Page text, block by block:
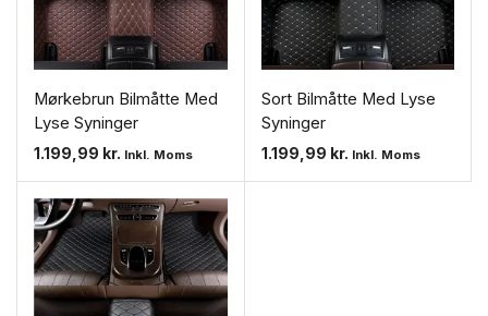
Mørkebrun Bilmåtte Med
Lyse Syninger
1.199,99 kr. Inkl. Moms
Sort Bilmåtte Med Lyse
Syninger
1.199,99 kr. Inkl. Moms